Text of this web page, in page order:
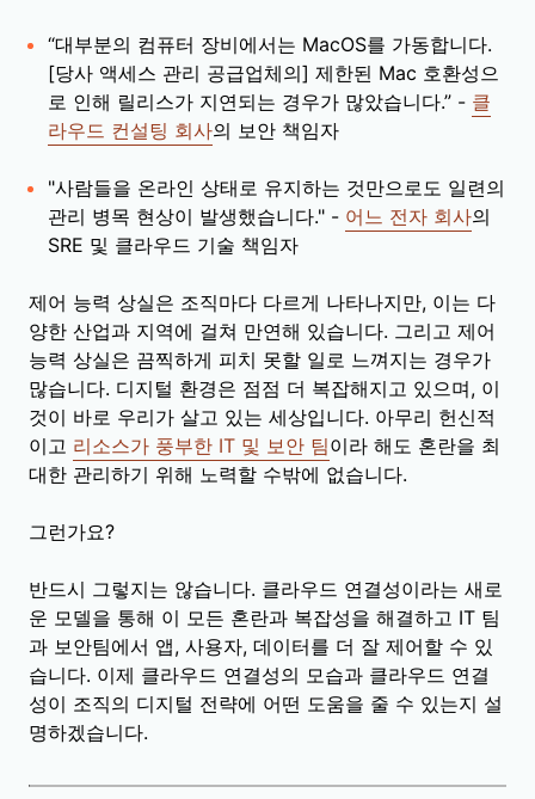
“대부분의 컴퓨터 장비에서는 MacOS를 가동합니다.
[당사 액세스 관리 공급업체의] 제한된 Mac 호환성으
로 인해 릴리스가 지연되는 경우가 많았습니다.” - 클
라우드 컨설팅 회사의 보안 책임자
"사람들을 온라인 상태로 유지하는 것만으로도 일련의
관리 병목 현상이 발생했습니다." - 어느 전자 회사의
SRE 및 클라우드 기술 책임자
제어 능력 상실은 조직마다 다르게 나타나지만, 이는 다
양한 산업과 지역에 걸쳐 만연해 있습니다. 그리고 제어
능력 상실은 끔찍하게 피치 못할 일로 느껴지는 경우가
많습니다. 디지털 환경은 점점 더 복잡해지고 있으며, 이
것이 바로 우리가 살고 있는 세상입니다. 아무리 헌신적
이고 리소스가 풍부한 IT 및 보안 팀이라 해도 혼란을 최
대한 관리하기 위해 노력할 수밖에 없습니다.
그런가요?
반드시 그렇지는 않습니다. 클라우드 연결성이라는 새로
운 모델을 통해 이 모든 혼란과 복잡성을 해결하고 IT 팀
과 보안팀에서 앱, 사용자, 데이터를 더 잘 제어할 수 있
습니다. 이제 클라우드 연결성의 모습과 클라우드 연결
성이 조직의 디지털 전략에 어떤 도움을 줄 수 있는지 설
명하겠습니다.